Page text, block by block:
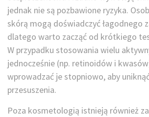
jednak nie są pozbawione ryzyka.
skórą mogą doświadczyć łagodnego
dlatego warto zacząć od krótkiego
W przypadku stosowania wielu
jednocześnie (np. retinoidów i
wprowadzać je stopniowo, aby
przesuszenia.
Poza kosmetologią istnieją również